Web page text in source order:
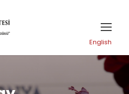
English